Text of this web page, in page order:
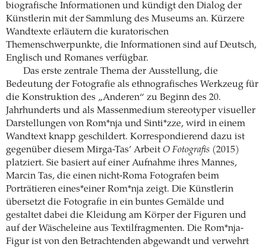
biografische Informationen und kündigt den Dialog der
Künstlerin mit der Sammlung des Museums an. Kürzere
Wandtexte erläutern die kuratorischen
Themenschwerpunkte, die Informationen sind auf Deutsch,
Englisch und Romanes verfügbar.
Das erste zentrale Thema der Ausstellung, die
Bedeutung der Fotografie als ethnografisches Werkzeug für
die Konstruktion des „Anderen“ zu Beginn des 20.
Jahrhunderts und als Massenmedium stereotyper visueller
Darstellungen von Rom*nja und Sinti*zze, wird in einem
Wandtext knapp geschildert. Korrespondierend dazu ist
gegenüber diesem Mirga-Tas’ Arbeit O Fotografis (2015)
platziert. Sie basiert auf einer Aufnahme ihres Mannes,
Marcin Tas, die einen nicht-Roma Fotografen beim
Porträtieren eines*einer Rom*nja zeigt. Die Künstlerin
übersetzt die Fotografie in ein buntes Gemälde und
gestaltet dabei die Kleidung am Körper der Figuren und
auf der Wäscheleine aus Textilfragmenten. Die Rom*nja-
Figur ist von den Betrachtenden abgewandt und verwehrt